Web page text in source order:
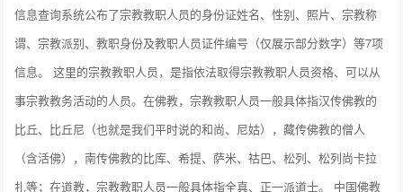
信息查询系统公布了宗教教职人员的身份证姓名、性别、照片、宗教称
谓、宗教派别、教职身份及教职人员证件编号（仅展示部分数字）等7项
信息。 这里的宗教教职人员，是指依法取得宗教教职人员资格、可以从
事宗教教务活动的人员。在佛教，宗教教职人员一般具体指汉传佛教的
比丘、比丘尼（也就是我们平时说的和尚、尼姑），藏传佛教的僧人
（含活佛），南传佛教的比库、希提、萨米、祜巴、松列、松列尚卡拉
扎等；在道教，宗教教职人员一般具体指全真、正一派道士。 中国佛教